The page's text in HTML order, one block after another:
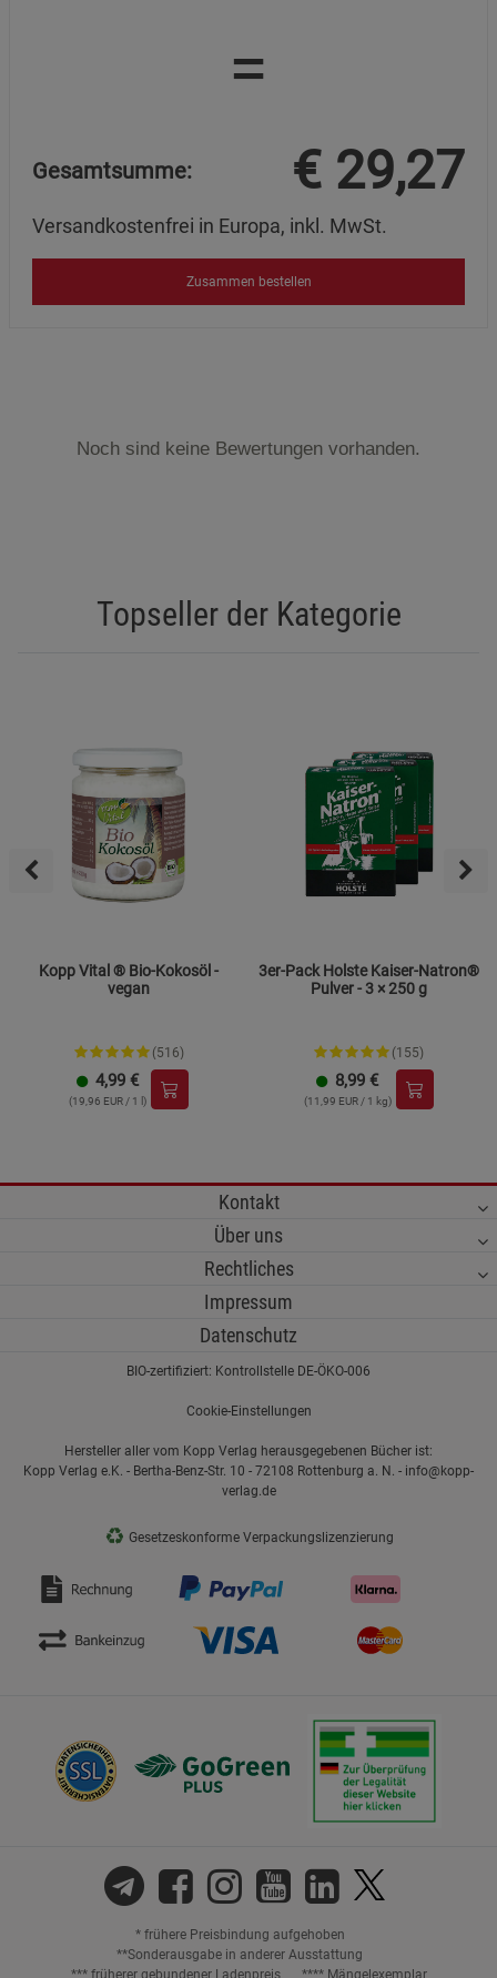
=
Gesamtsumme: € 29,27
Versandkostenfrei in Europa, inkl. MwSt.
Zusammen bestellen
Noch sind keine Bewertungen vorhanden.
Topseller der Kategorie
Kopp Vital ® Bio-Kokosöl -
vegan
(516)
4,99 €
(19,96 EUR / 1 l)
3er-Pack Holste Kaiser-Natron®
Pulver - 3 × 250 g
(155)
8,99 €
(11,99 EUR / 1 kg)
Kontakt
Über uns
Rechtliches
Impressum
Datenschutz
BIO-zertifiziert: Kontrollstelle DE-ÖKO-006
Cookie-Einstellungen
Hersteller aller vom Kopp Verlag herausgegebenen Bücher ist:
Kopp Verlag e.K. - Bertha-Benz-Str. 10 - 72108 Rottenburg a. N. - info@kopp-
verlag.de
♻ Gesetzeskonforme Verpackungslizenzierung
* frühere Preisbindung aufgehoben
**Sonderausgabe in anderer Ausstattung
*** früherer gebundener Ladenpreis
**** Mängelexemplar